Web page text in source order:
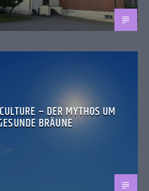
– DER MYTHOS UM
BRÄUNE